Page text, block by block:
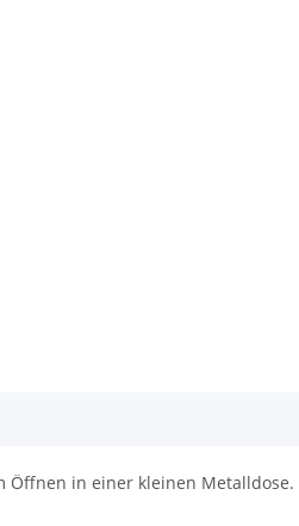
Öffnen in einer kleinen Metalldose.